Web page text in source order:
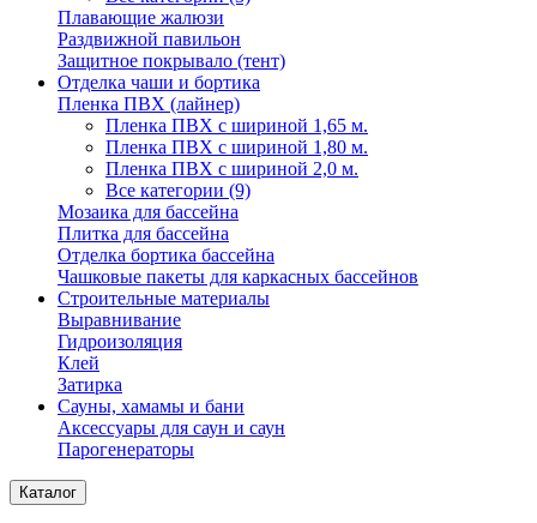
Плавающие жалюзи
Раздвижной павильон
Защитное покрывало (тент)
Отделка чаши и бортика
Пленка ПВХ (лайнер)
Пленка ПВХ с шириной 1,65 м.
Пленка ПВХ с шириной 1,80 м.
Пленка ПВХ с шириной 2,0 м.
Все категории (9)
Мозаика для бассейна
Плитка для бассейна
Отделка бортика бассейна
Чашковые пакеты для каркасных бассейнов
Строительные материалы
Выравнивание
Гидроизоляция
Клей
Затирка
Сауны, хамамы и бани
Аксессуары для саун и саун
Парогенераторы
Каталог